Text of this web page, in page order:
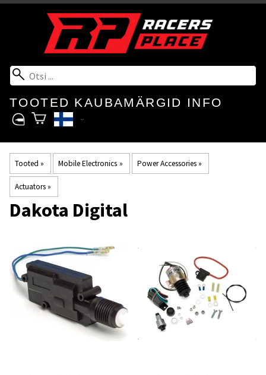
TOOTED KAUBAMÄRGID INFO
Tooted ‪» Mobile Electronics ‪» Power Accessories‪»
Actuators‪»
Dakota Digital